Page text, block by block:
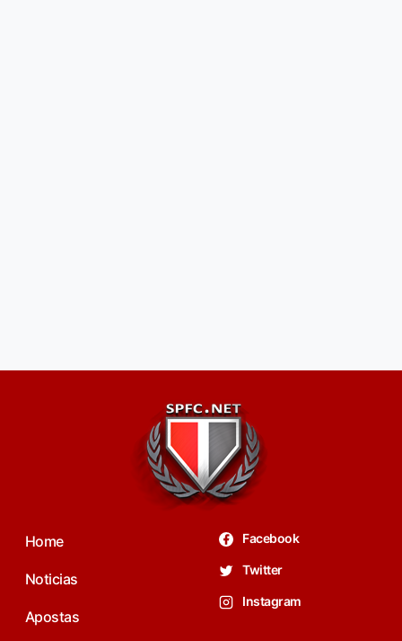
Home
Noticias
Apostas
Facebook
Twitter
Instagram